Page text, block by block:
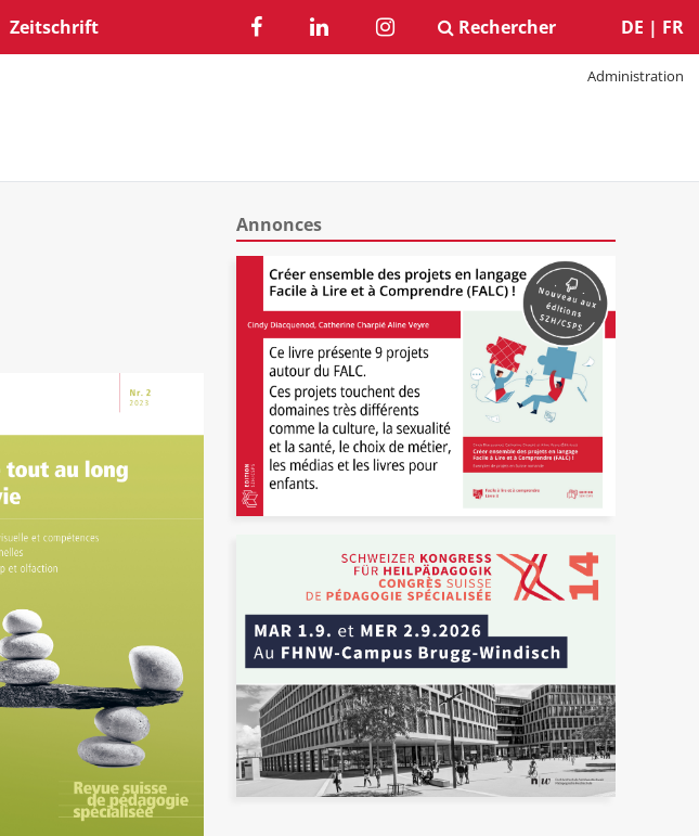
Zeitschrift
Administration
DE | FR
Rechercher
Annonces